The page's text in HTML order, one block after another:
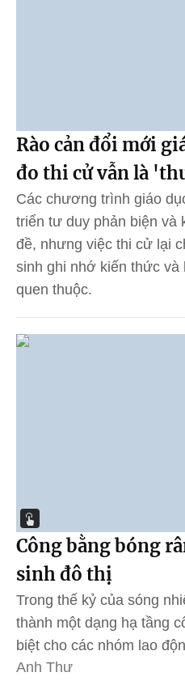
Rào cản đổi mới
đo thi cử vẫn là
Các chương trình giáo
triển tư duy phản biện và
đề, nhưng việc thi cử lại
sinh ghi nhớ kiến thức và
quen thuộc.
Công bằng bóng
sinh đô thị
Trong thế kỷ của sóng
thành một dạng hạ tầng
biệt cho các nhóm lao
Anh Thư